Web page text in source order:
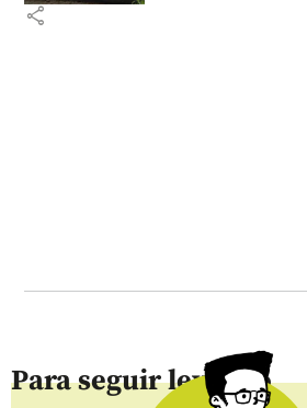
share
Para seguir leyendo